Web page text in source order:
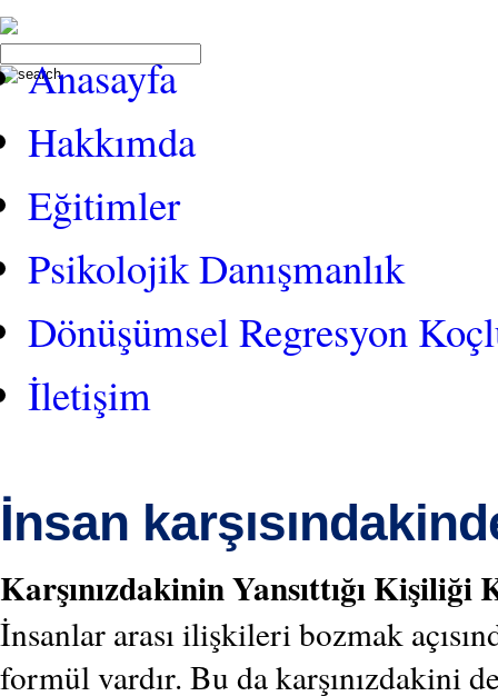
Anasayfa
Hakkımda
Eğitimler
Psikolojik Danışmanlık
Dönüşümsel Regresyon
İletişim
İnsan
Karşınızdakinin Yansıttığı
İnsanlar arası ilişkileri bozmak
formül vardır. Bu da karşınızdakini